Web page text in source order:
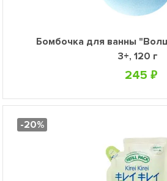
Бомбочка для ванны
3+, 120 г
245 ₽
-20%